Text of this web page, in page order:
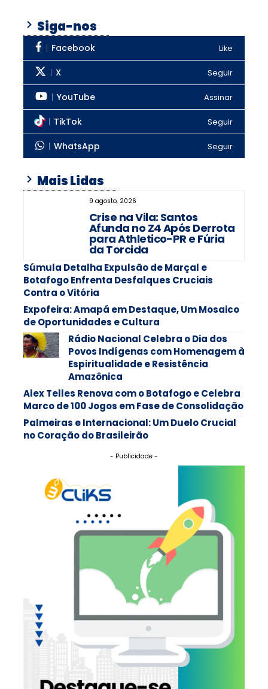
Siga-nos
Facebook Like
X Seguir
YouTube Assinar
TikTok Seguir
WhatsApp Seguir
Mais Lidas
9 agosto, 2026
Crise na Vila: Santos
Afunda no Z4 Após Derrota
para Athletico-PR e Fúria
da Torcida
Súmula Detalha Expulsão de Marçal e
Botafogo Enfrenta Desfalques Cruciais
Contra o Vitória
Expofeira: Amapá em Destaque, Um Mosaico
de Oportunidades e Cultura
Rádio Nacional Celebra o Dia dos
Povos Indígenas com Homenagem à
Espiritualidade e Resistência
Amazônica
Alex Telles Renova com o Botafogo e Celebra
Marco de 100 Jogos em Fase de Consolidação
Palmeiras e Internacional: Um Duelo Crucial
no Coração do Brasileirão
- Publicidade -